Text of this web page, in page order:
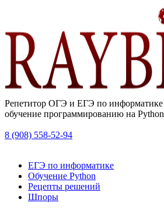
Репетитор ОГЭ и ЕГЭ по информатике
обучение программированию на Python
8 (908) 558-52-94
ЕГЭ по информатике
Обучение Python
Рецепты решений
Шпоры